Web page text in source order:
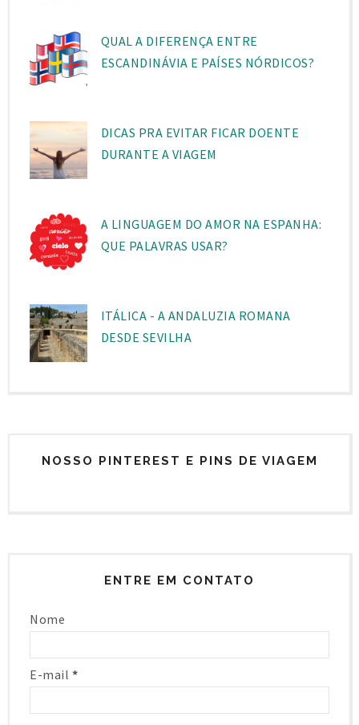
QUAL A DIFERENÇA ENTRE
ESCANDINÁVIA E PAÍSES NÓRDICOS?
DICAS PRA EVITAR FICAR DOENTE
DURANTE A VIAGEM
A LINGUAGEM DO AMOR NA ESPANHA:
QUE PALAVRAS USAR?
ITÁLICA - A ANDALUZIA ROMANA
DESDE SEVILHA
NOSSO PINTEREST E PINS DE VIAGEM
ENTRE EM CONTATO
Nome
E-mail *